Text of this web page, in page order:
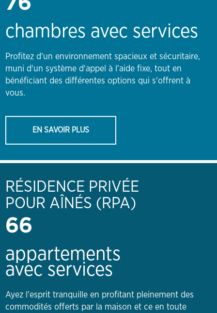
chambres avec services
Profitez d'un environnement spacieux et sécuritaire,
muni d'un système d'appel à l'aide fixe, tout en
bénéficiant des différentes options qui s'offrent à
vous.
EN SAVOIR PLUS
RÉSIDENCE PRIVÉE
POUR AÎNÉS (RPA)
66
appartements
avec services
Ayez l'esprit tranquille en profitant pleinement des
commodités offerts par la maison et ce en toute